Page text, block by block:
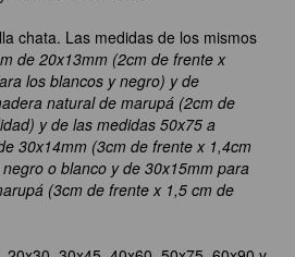
chata. Las medidas de los mismos
de 20x13mm (2cm de frente x
los blancos y negro) y de
natural de marupá (2cm de
y de las medidas 50x75 a
30x14mm (3cm de frente x 1,4cm
o blanco y de 30x15mm para
(3cm de frente x 1,5 cm de